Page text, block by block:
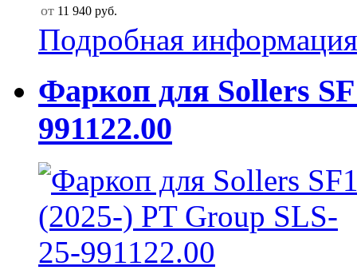
от 11 940 руб.
Подробная информация
Фаркоп для Sollers
991122.00